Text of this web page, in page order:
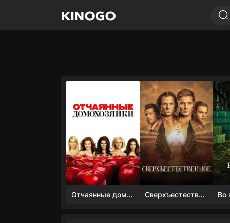
Отчаянные домохозяйки (1 сезон) Сверхъестественное